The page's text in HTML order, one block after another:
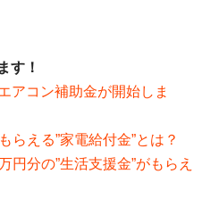
す！
アコン補助金が開始しま
らえる”家電給付金”とは？
円分の”生活支援金”がもらえ